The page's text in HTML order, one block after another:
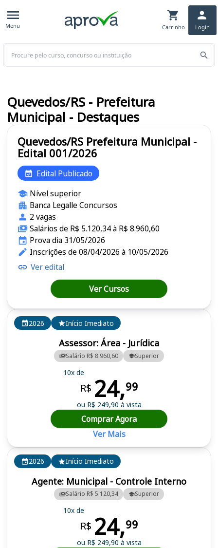
Menu Carrinho Login
Buscar
2026 Início Imediato
Agente: Municipal - Controle Interno
Salário R$ 5.120,34 Superior
10x de
R$ 24,99
ou R$ 249,90 à vista
2026 Início Imediato
Assessor: Área - Jurídica
Salário R$ 8.960,60 Superior
10x de
R$ 24,99
ou R$ 249,90 à vista
Comprar Agora
Ver Mais
Quevedos/RS Prefeitura Municipal -
Edital 001/2026
Edital Publicado
Nível superior
Banca Legalle Concursos
2 vagas
Salários de R$ 5.120,34 à R$ 8.960,60
Prova dia 31/05/2026
Inscrições de 08/04/2026 à 10/05/2026
Ver edital
Ver Cursos
Quevedos/RS - Prefeitura
Municipal - Destaques